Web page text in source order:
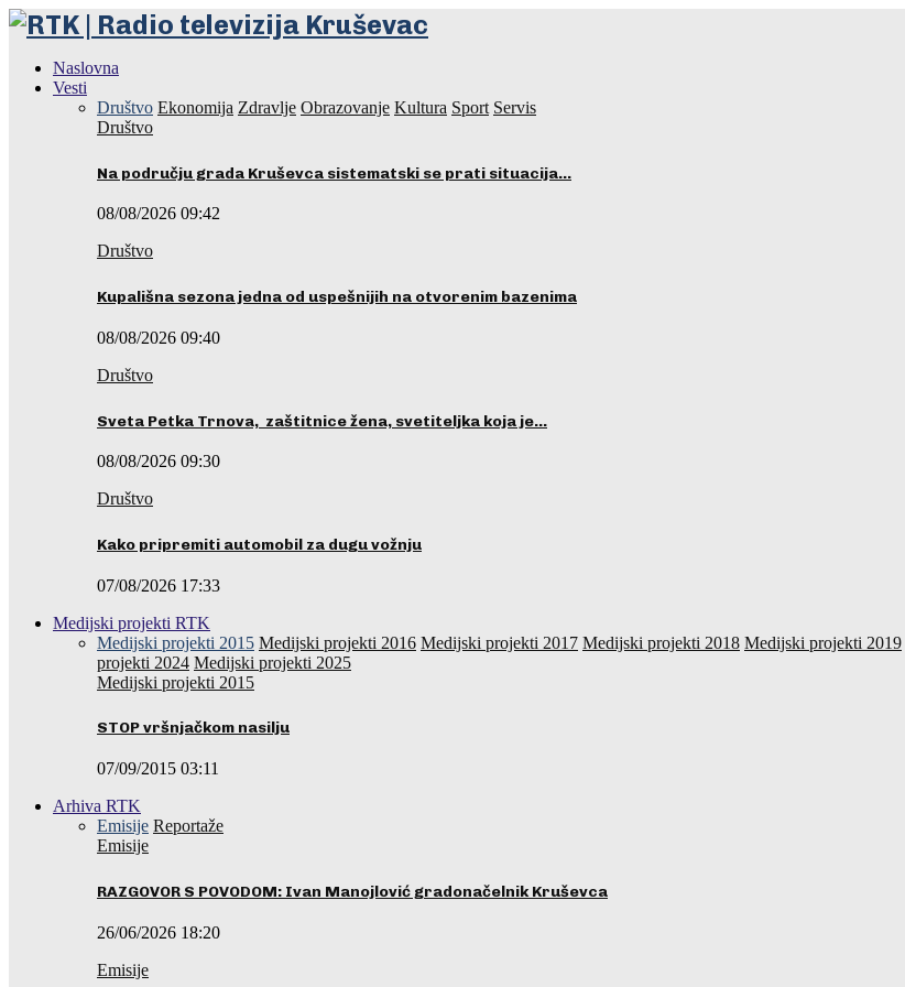
Naslovna
Vesti
Društvo Ekonomija Zdravlje Obrazovanje Kultura Sport Servis
Društvo
Na području grada Kruševca sistematski se prati situacija…
08/08/2026 09:42
Društvo
Kupališna sezona jedna od uspešnijih na otvorenim bazenima
08/08/2026 09:40
Društvo
Sveta Petka Trnova, zaštitnice žena, svetiteljka koja je…
08/08/2026 09:30
Društvo
Kako pripremiti automobil za dugu vožnju
07/08/2026 17:33
Medijski projekti RTK
Medijski projekti 2015 Medijski projekti 2016 Medijski projekti 2017 Medijski projekti 2018 Medijski projekti 2019
projekti 2024 Medijski projekti 2025
Medijski projekti 2015
STOP vršnjačkom nasilju
07/09/2015 03:11
Arhiva RTK
Emisije Reportaže
Emisije
RAZGOVOR S POVODOM: Ivan Manojlović gradonačelnik Kruševca
26/06/2026 18:20
Emisije